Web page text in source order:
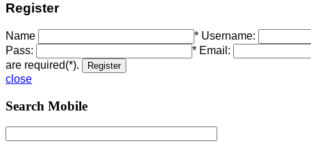
Register
Name * Username:
Pass:
* Email:
are required(*).
close
Search Mobile